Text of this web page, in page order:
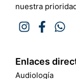
nuestra
Enlaces
Audiología